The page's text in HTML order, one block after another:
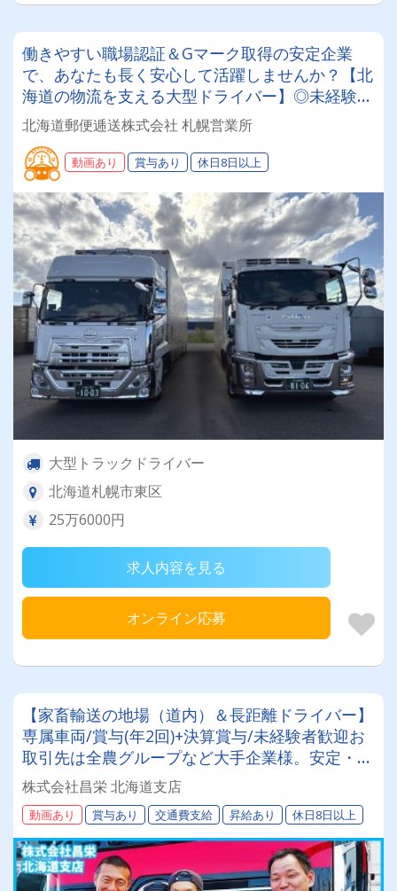
働きやすい職場認証＆Gマーク取得の安定企業
で、あなたも長く安心して活躍しませんか？【北
海道の物流を支える大型ドライバー】◎未経験歓
迎◎残業月平均8～9時間◎賞与年3回（昨年度実
績：計4.05ヶ月分）◎カゴ台車メイン
北海道郵便逓送株式会社 札幌営業所
動画あり 賞与あり 休日8日以上
大型トラックドライバー
北海道札幌市東区
25万6000円
求人内容を見る
オンライン応募
【家畜輸送の地場（道内）＆長距離ドライバー】
専属車両/賞与(年2回)+決算賞与/未経験者歓迎お
取引先は全農グループなど大手企業様。安定・安
心の待遇です☆当社独自の待遇☆燃費ランキング
上位14位には毎月最大4万円～4000円支給♪
株式会社昌栄 北海道支店
動画あり 賞与あり 交通費支給 昇給あり 休日8日以上